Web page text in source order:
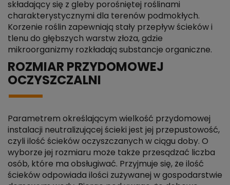
składający się z gleby porośniętej roślinami
charakterystycznymi dla terenów podmokłych.
Korzenie roślin zapewniają stały przepływ ścieków i
tlenu do głębszych warstw złoża, gdzie
mikroorganizmy rozkładają substancje organiczne.
ROZMIAR PRZYDOMOWEJ
OCZYSZCZALNI
Parametrem określającym wielkość przydomowej
instalacji neutralizującej ścieki jest jej przepustowość,
czyli ilość ścieków oczyszczanych w ciągu doby. O
wyborze jej rozmiaru może także przesądzać liczba
osób, które ma obsługiwać. Przyjmuje się, że ilość
ścieków odpowiada ilości zużywanej w gospodarstwie